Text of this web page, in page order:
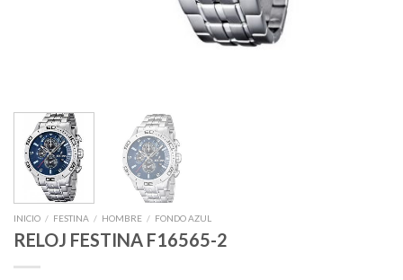
INICIO / FESTINA / HOMBRE / FONDO AZUL
RELOJ FESTINA F16565-2